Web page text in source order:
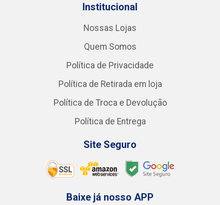
Institucional
Nossas Lojas
Quem Somos
Política de Privacidade
Política de Retirada em loja
Política de Troca e Devolução
Política de Entrega
Site Seguro
Baixe já nosso APP